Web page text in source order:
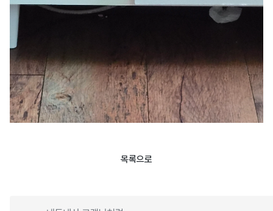
목록으로